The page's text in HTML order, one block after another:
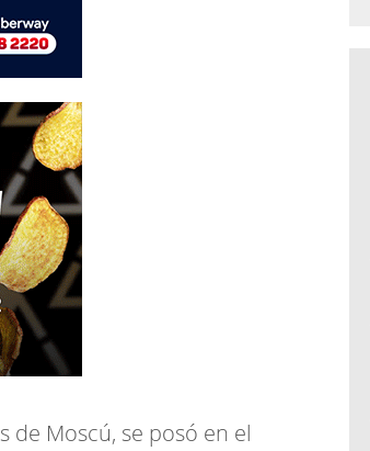
de Moscú, se posó en el